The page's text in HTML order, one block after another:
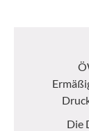
Die